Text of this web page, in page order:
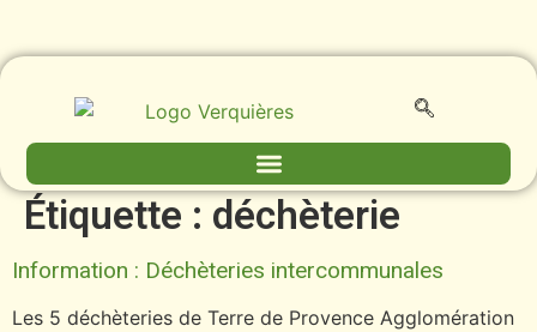
Étiquette : déchèterie
Information : Déchèteries intercommunales
Les 5 déchèteries de Terre de Provence Agglomération